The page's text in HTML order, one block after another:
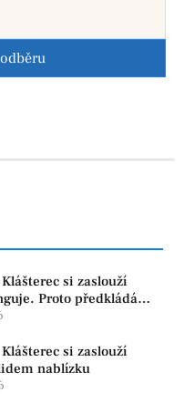
si zaslouží
Proto předkládáme
skutečné problémy
si zaslouží
nablízku